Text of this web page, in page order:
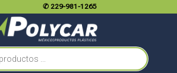
✆ 229-981-1265